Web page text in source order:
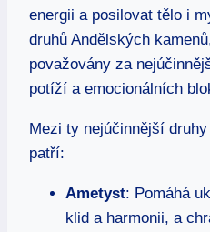
energii a posilovat tělo i
druhů Andělských
považovány za
potíží a emocionálních
Mezi ty nejúčinnější
patří:
Ametyst: Pomáhá
klid a harmonii, a